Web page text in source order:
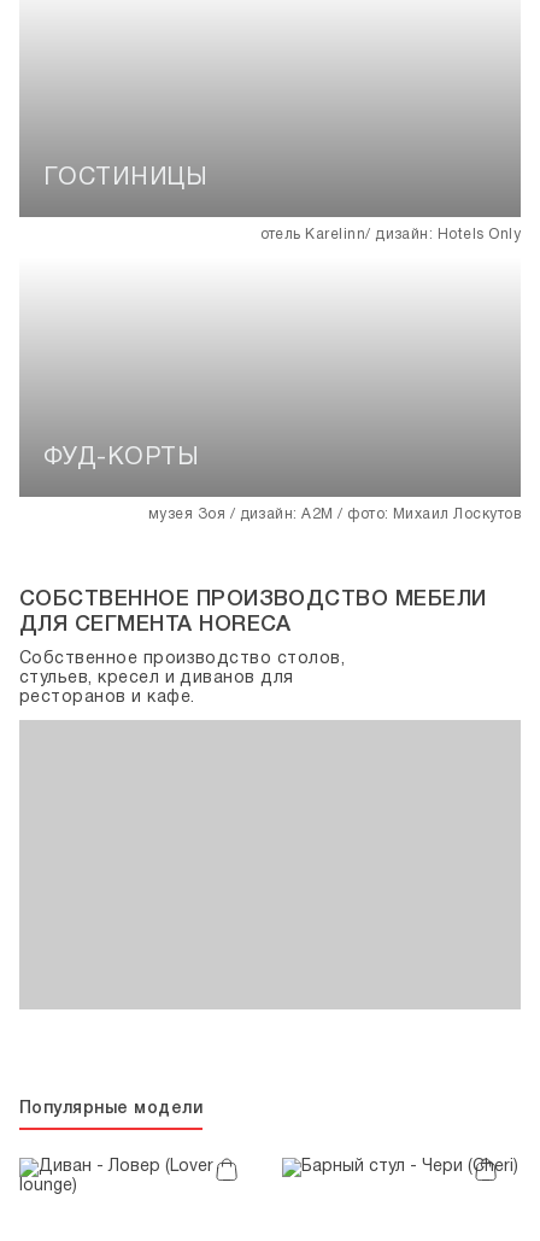
ГОСТИНИЦЫ
ФУД-КОРТЫ
СОБСТВЕННОЕ ПРОИЗВОДСТВО МЕБЕЛИ
ДЛЯ СЕГМЕНТА HORECA
Собственное производство столов,
стульев, кресел и диванов для
ресторанов и кафе.
Популярные модели